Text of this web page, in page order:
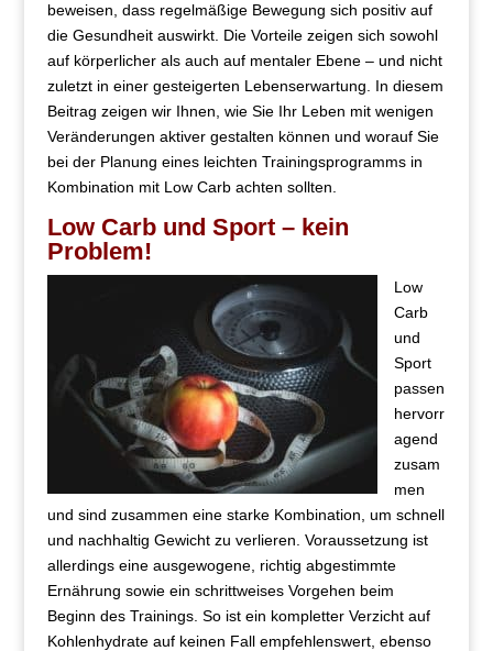
beweisen, dass regelmäßige Bewegung sich positiv auf
die Gesundheit auswirkt. Die Vorteile zeigen sich sowohl
auf körperlicher als auch auf mentaler Ebene – und nicht
zuletzt in einer gesteigerten Lebenserwartung. In diesem
Beitrag zeigen wir Ihnen, wie Sie Ihr Leben mit wenigen
Veränderungen aktiver gestalten können und worauf Sie
bei der Planung eines leichten Trainingsprogramms in
Kombination mit Low Carb achten sollten.
Low Carb und Sport – kein
Problem!
Low
Carb
und
Sport
passen
hervorr
agend
zusam
men
und sind zusammen eine starke Kombination, um schnell
und nachhaltig Gewicht zu verlieren. Voraussetzung ist
allerdings eine ausgewogene, richtig abgestimmte
Ernährung sowie ein schrittweises Vorgehen beim
Beginn des Trainings. So ist ein kompletter Verzicht auf
Kohlenhydrate auf keinen Fall empfehlenswert, ebenso